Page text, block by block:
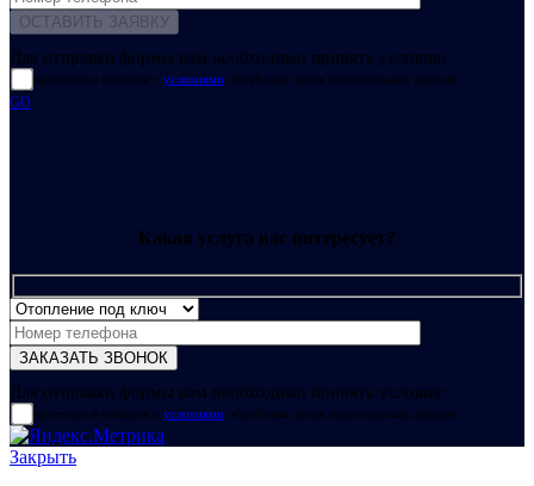
Для отправки формы вам необходимо принять условия:
прочитал и согласен с условиями обработки своих персональных данных
GO
Какая услуга вас интересует?
Для отправки формы вам необходимо принять условия:
прочитал и согласен с условиями обработки своих персональных данных
Закрыть